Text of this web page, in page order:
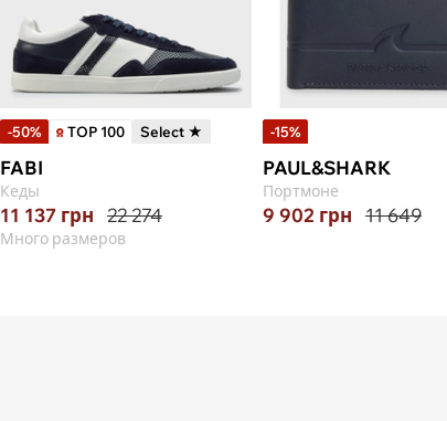
-50% TOP 100 Select ★
FABI
Кеды
11 137 грн 22 274
Много размеров
-15%
PAUL&SHARK
Портмоне
9 902 грн 11 649